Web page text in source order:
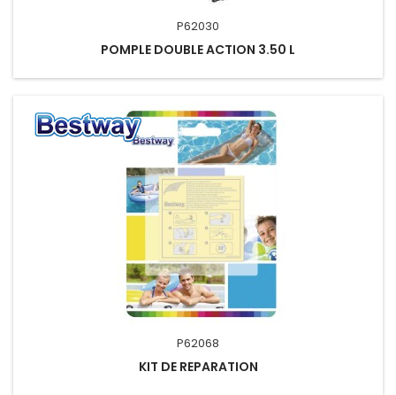
P62030
POMPLE DOUBLE ACTION 3.50 L
P62068
KIT DE REPARATION